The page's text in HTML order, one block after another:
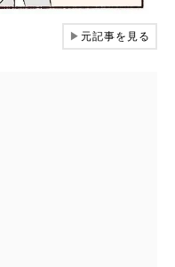
▶元記事を見る